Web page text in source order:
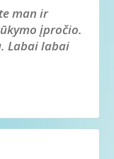
man ir
įpročio.
Labai labai